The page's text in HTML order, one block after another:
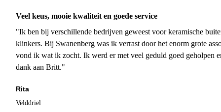
Veel keus, mooie kwaliteit en goede service
"Ik ben bij verschillende bedrijven geweest voor keramische
klinkers. Bij Swanenberg was ik verrast door het enorm grote
vond ik wat ik zocht. Ik werd er met veel geduld goed geholpen
dank aan Britt."
Rita
Velddriel